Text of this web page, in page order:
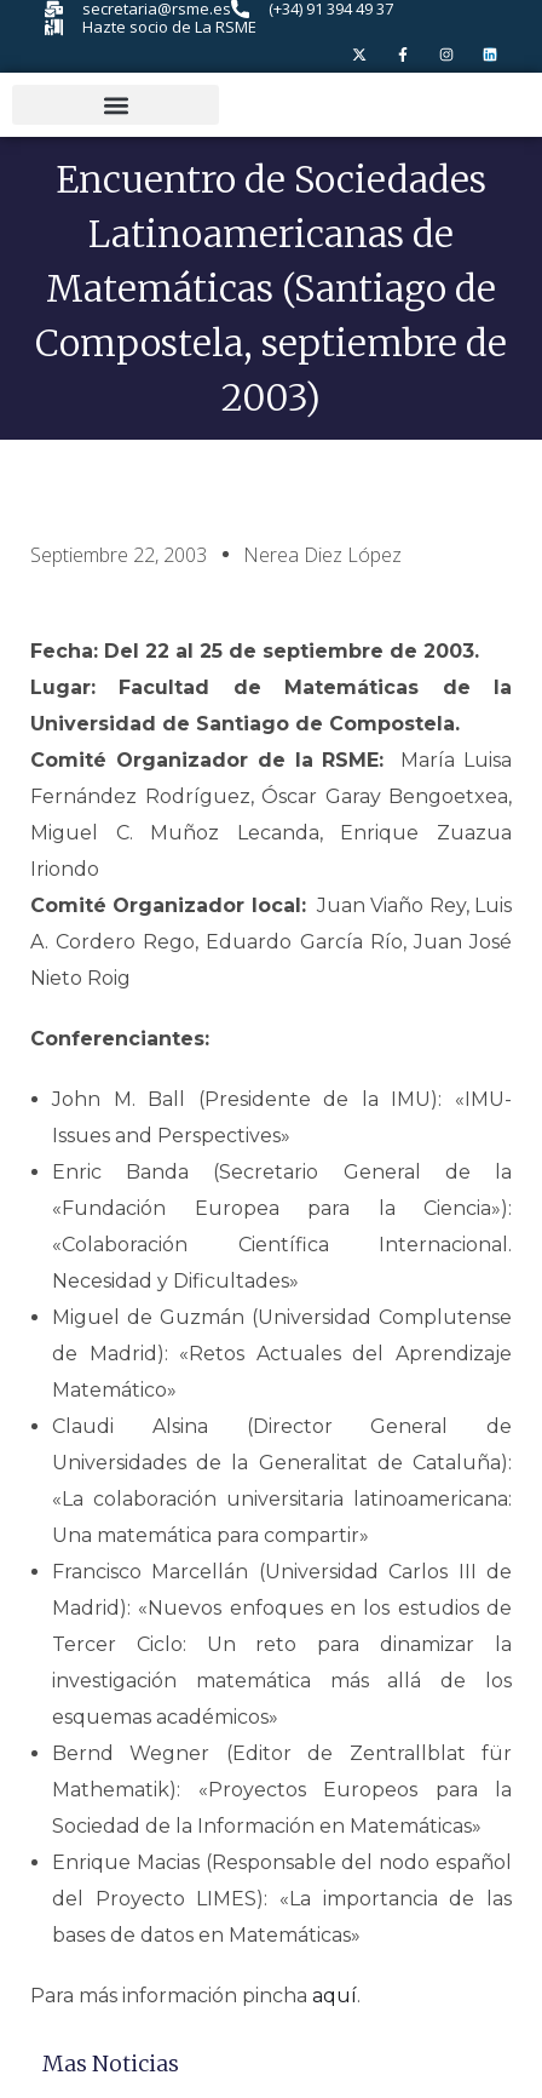
secretaria@rsme.es
(+34) 91 394 49 37
Hazte socio de La RSME
Encuentro de Sociedades
Latinoamericanas de
Matemáticas (Santiago de
Compostela, septiembre de
2003)
Septiembre 22, 2003 Nerea Diez López
Fecha: Del 22 al 25 de septiembre de 2003.
Lugar: Facultad de Matemáticas de la
Universidad de Santiago de Compostela.
Comité Organizador de la RSME: María Luisa
Fernández Rodríguez, Óscar Garay Bengoetxea,
Miguel C. Muñoz Lecanda, Enrique Zuazua
Iriondo
Comité Organizador local:Juan Viaño Rey, Luis
A. Cordero Rego, Eduardo García Río, Juan José
Nieto Roig
Conferenciantes:
John M. Ball (Presidente de la IMU): «IMU-
Issues and Perspectives»
Enric Banda (Secretario General de la
«Fundación Europea para la Ciencia»):
«Colaboración Científica Internacional.
Necesidad y Dificultades»
Miguel de Guzmán (Universidad Complutense
de Madrid): «Retos Actuales del Aprendizaje
Matemático»
Claudi Alsina (Director General de
Universidades de la Generalitat de Cataluña):
«La colaboración universitaria latinoamericana:
Una matemática para compartir»
Francisco Marcellán (Universidad Carlos III de
Madrid): «Nuevos enfoques en los estudios de
Tercer Ciclo: Un reto para dinamizar la
investigación matemática más allá de los
esquemas académicos»
Bernd Wegner (Editor de Zentrallblat für
Mathematik): «Proyectos Europeos para la
Sociedad de la Información en Matemáticas»
Enrique Macias (Responsable del nodo español
del Proyecto LIMES): «La importancia de las
bases de datos en Matemáticas»
Para más información pincha aquí.
Mas Noticias